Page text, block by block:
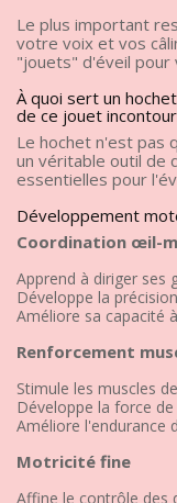
Le plus important
votre voix et vos
"jouets" d'éveil pour
À quoi sert un
de ce jouet
Le hochet n'est pas
un véritable outil de
essentielles pour
Développement
Coordination œil-
Apprend à diriger ses
Développe la
Améliore sa capacité
Renforcement
Stimule les muscles
Développe la force
Améliore l'endurance
Motricité fine
Affine le contrôle des